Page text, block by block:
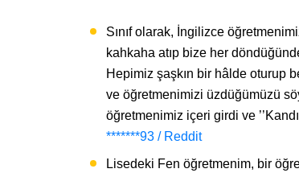
Sınıf olarak, İngilizce
kahkaha atıp bize her
Hepimiz şaşkın bir hâlde oturup
ve öğretmenimizi üzdüğümüzü
öğretmenimiz içeri girdi ve
*******93 / Reddit
Lisedeki Fen öğretmenim, bir